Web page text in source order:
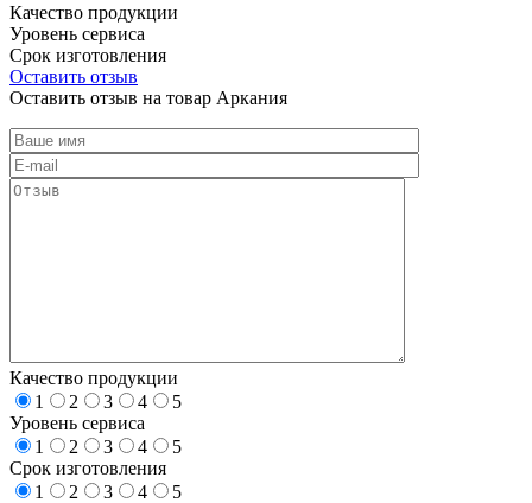
Качество продукции
Уровень сервиса
Срок изготовления
Оставить отзыв
Оставить отзыв на товар Аркания
Качество продукции
1
2 3 4
5
Уровень сервиса
1
2 3 4
5
Срок изготовления
1
2 3 4
5